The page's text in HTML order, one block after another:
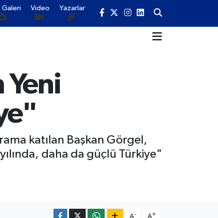
Galeri Video Yazarlar
Yeni
katılan Başkan Görgel,
daha da güçlü Türkiye"
A- A+